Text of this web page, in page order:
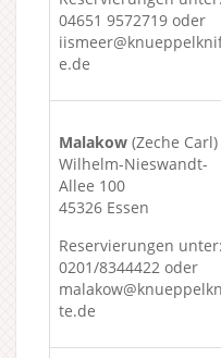
04651 9572719 oder
e.de
Malakow (Zeche Carl)
Wilhelm-Nieswandt-
Allee 100
45326 Essen
Reservierungen unter:
0201/8344422 oder
te.de